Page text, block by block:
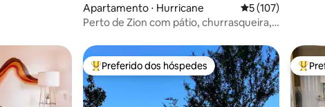
Apartamento ⋅ Hurricane 5 de uma
5 (107)
Perto de Zion com pátio, churrasqueira,
Entre os melhores preferidos dos hóspedes
Preferido dos hóspedes